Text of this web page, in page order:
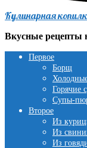
Кулинарная
Вкусные рецепты
Первое
Борщ
Горячие
Супы-
Второе
Из
Из
Из